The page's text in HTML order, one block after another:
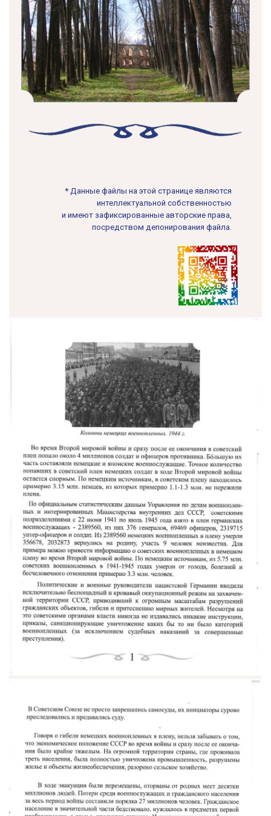
* Данные файлы на этой странице являются
интеллектуальной собственностью
и имеют зафиксированные авторские права,
посредством депонирования файла.